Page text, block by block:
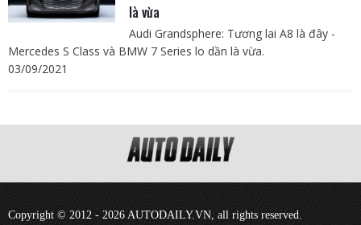
là vừa
Audi Grandsphere: Tương lai A8 là đây -
Mercedes S Class và BMW 7 Series lo dần là vừa.
03/09/2021
Copyright © 2012 - 2026 AUTODAILY.VN, all rights reserved.